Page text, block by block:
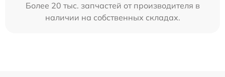
Более 20 тыс. запчастей от производителя в
наличии на собственных складах.